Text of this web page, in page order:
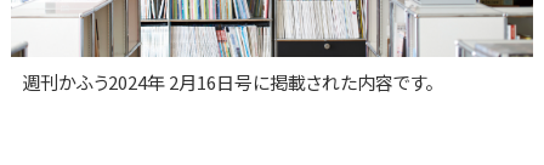
週刊かふう2024年 2月16日号に掲載された内容です。